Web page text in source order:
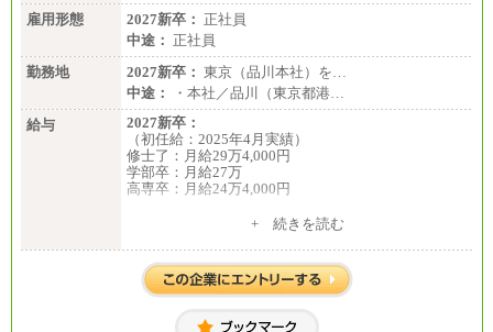
雇用形態
2027新卒： 正社員
中途： 正社員
勤務地
2027新卒： 東京（品川本社）を…
中途：
・本社／品川（東京都港…
給与
2027新卒：
（初任給：2025年4月実績）
修士了：月給29万4,000円
学部卒：月給27万
高専卒：月給24万4,000円
月給 250,000円～350,000円
想定年収 420万円～600万円
入社時の処遇（基本給・賞与）は経験・スキルを考
経験・スキルによっては、記載額を超える場合もあ
+ 続きを読む